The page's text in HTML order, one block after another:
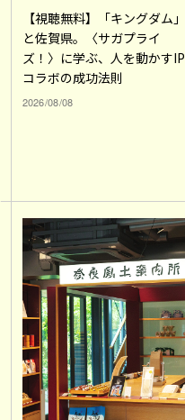
【視聴無料】「キングダム」
と佐賀県。〈サガプライ
ズ！〉に学ぶ、人を動かすIP
コラボの成功法則
2026/08/08